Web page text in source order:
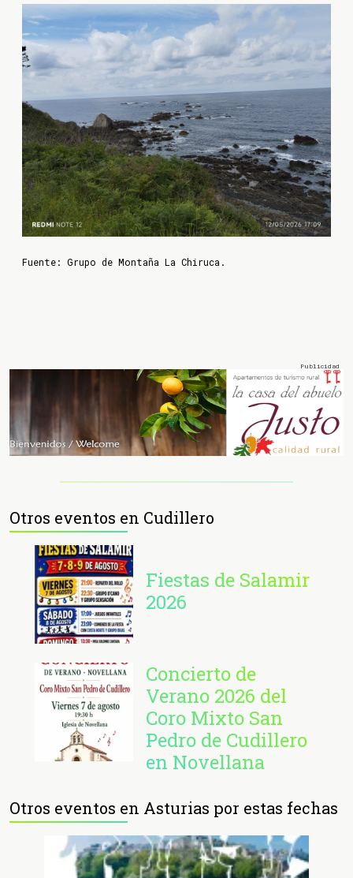
Fuente: Grupo de Montaña La Chiruca.
Otros eventos en Cudillero
Fiestas de Salamir
2026
Concierto de
Verano 2026 del
Coro Mixto San
Pedro de Cudillero
en Novellana
Otros eventos en Asturias por estas fechas